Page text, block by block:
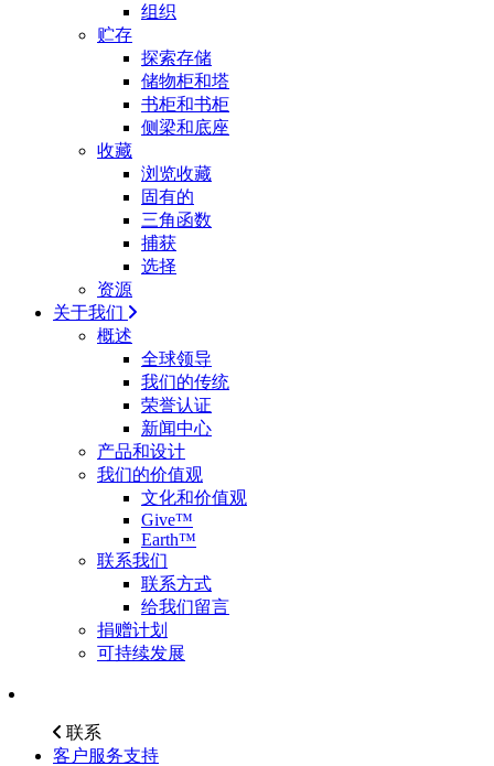
组织
贮存
探索存储
储物柜和塔
书柜和书柜
侧梁和底座
收藏
浏览收藏
固有的
三角函数
捕获
选择
资源
关于我们
概述
全球领导
我们的传统
荣誉认证
新闻中心
产品和设计
我们的价值观
文化和价值观
Give™
Earth™
联系我们
联系方式
给我们留言
捐赠计划
可持续发展
联系
客户服务支持